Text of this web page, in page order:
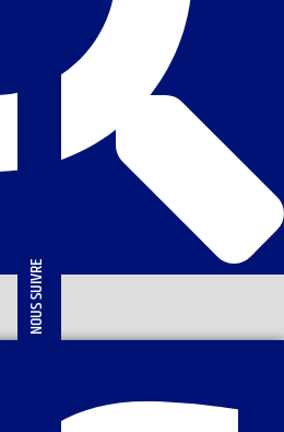
NOUS SUIVRE